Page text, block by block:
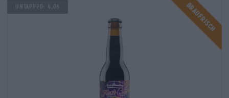
Braufrisch
Untapppd: 4,03